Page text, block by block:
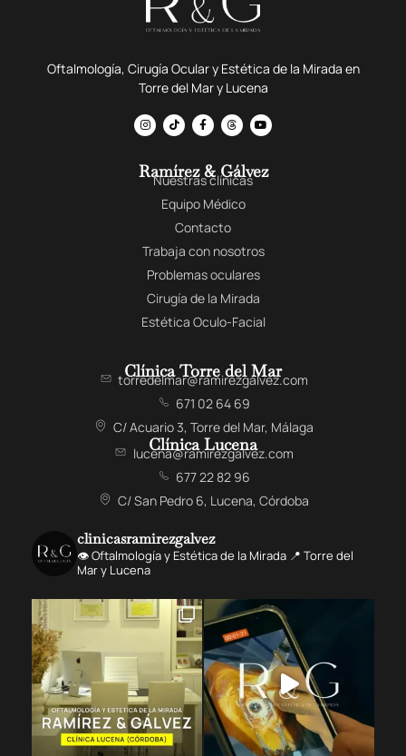
Oftalmología, Cirugía Ocular y Estética de la Mirada en
Torre del Mar y Lucena
Ramírez & Gálvez
Nuestras clínicas
Equipo Médico
Contacto
Trabaja con nosotros
Problemas oculares
Cirugía de la Mirada
Estética Oculo-Facial
Clínica Torre del Mar
torredelmar@ramirezgalvez.com
671 02 64 69
C/ Acuario 3, Torre del Mar, Málaga
Clínica Lucena
lucena@ramirezgalvez.com
677 22 82 96
C/ San Pedro 6, Lucena, Córdoba
clinicasramirezgalvez
👁️ Oftalmología y Estética de la Mirada 📍 Torre del
Mar y Lucena